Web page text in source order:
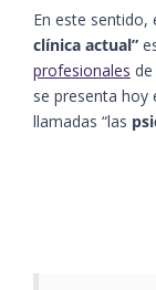
En este sentido,
clínica actual”
profesionales
se presenta hoy
llamadas “las